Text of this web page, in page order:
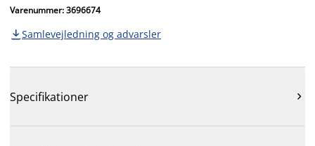
Varenummer: 3696674
 Samlevejledning og advarsler
Specifikationer 